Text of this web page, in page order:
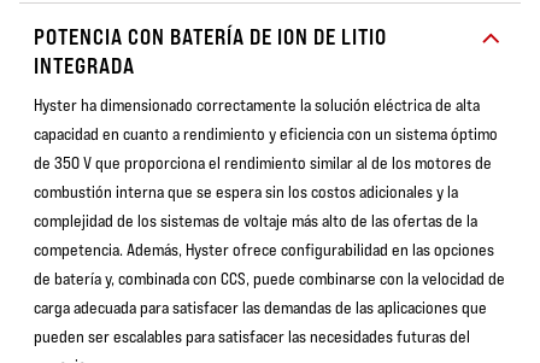
POTENCIA CON BATERÍA DE ION DE LITIO
INTEGRADA
Hyster ha dimensionado correctamente la solución eléctrica de alta
capacidad en cuanto a rendimiento y eficiencia con un sistema óptimo
de 350 V que proporciona el rendimiento similar al de los motores de
combustión interna que se espera sin los costos adicionales y la
complejidad de los sistemas de voltaje más alto de las ofertas de la
competencia. Además, Hyster ofrece configurabilidad en las opciones
de batería y, combinada con CCS, puede combinarse con la velocidad de
carga adecuada para satisfacer las demandas de las aplicaciones que
pueden ser escalables para satisfacer las necesidades futuras del